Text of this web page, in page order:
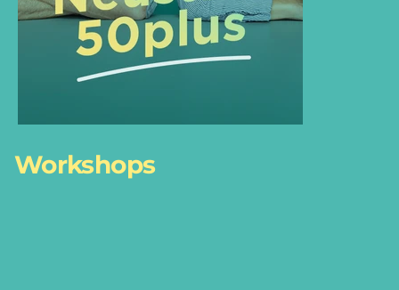
Workshops